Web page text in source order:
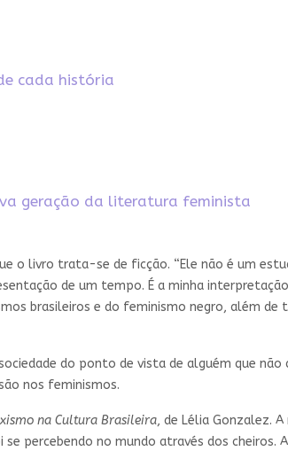
cada história
geração da literatura feminista
o livro trata-se de ficção. “Ele não é um
de um tempo. É a minha interpretação
brasileiros e do feminismo negro, além de
do ponto de vista de alguém que
nos feminismos.
na Cultura Brasileira, de Lélia Gonzalez.
percebendo no mundo através dos cheiros.